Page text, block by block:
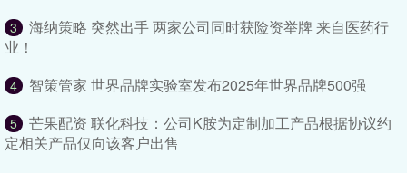
3
海纳策略 突然出手 两家公司同时获险资举牌 来自医药行
业！
4 智策管家 世界品牌实验室发布2025年世界品牌500强
5
芒果配资 联化科技：公司K胺为定制加工产品根据协议约
定相关产品仅向该客户出售